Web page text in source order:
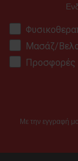
Μασάζ/
Προσφορές
Με την εγγραφή